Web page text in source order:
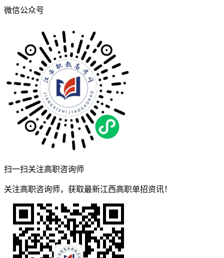
微信公众号
扫一扫关注高职咨询师
关注高职咨询师，获取最新江西高职单招资讯！